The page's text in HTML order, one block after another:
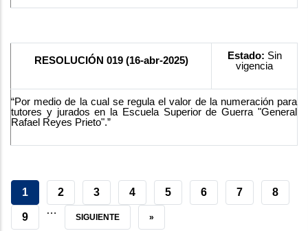
RESOLUCIÓN 019 (16-abr-2025) Estado: Sin
vigencia
“Por medio de la cual se regula el valor de la numeración para
tutores y jurados en la Escuela Superior de Guerra "General
Rafael Reyes Prieto".”
CURRENT
PAGE
1 PAGE
2 PAGE
3 PAGE
4 PAGE
5 PAGE
6 PAGE
7 PAGE
8
PAGE
9
…
NEXT
SIGUIENTE LAST
»